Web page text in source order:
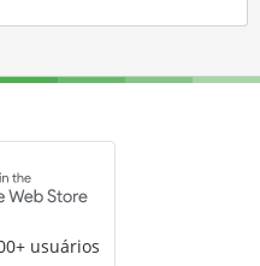
usuários